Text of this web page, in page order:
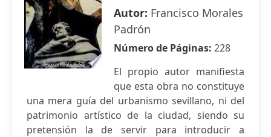
Autor: Francisco Morales
Padrón
Número de Páginas: 228
El propio autor manifiesta
que esta obra no constituye
una mera guía del urbanismo sevillano, ni del
patrimonio artístico de la ciudad, siendo su
pretensión la de servir para introducir a